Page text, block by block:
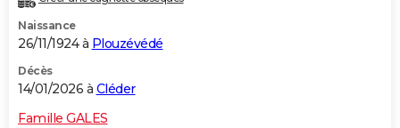
Naissance
26/11/1924 à Plouzévédé
Décès
14/01/2026 à Cléder
Famille GALES